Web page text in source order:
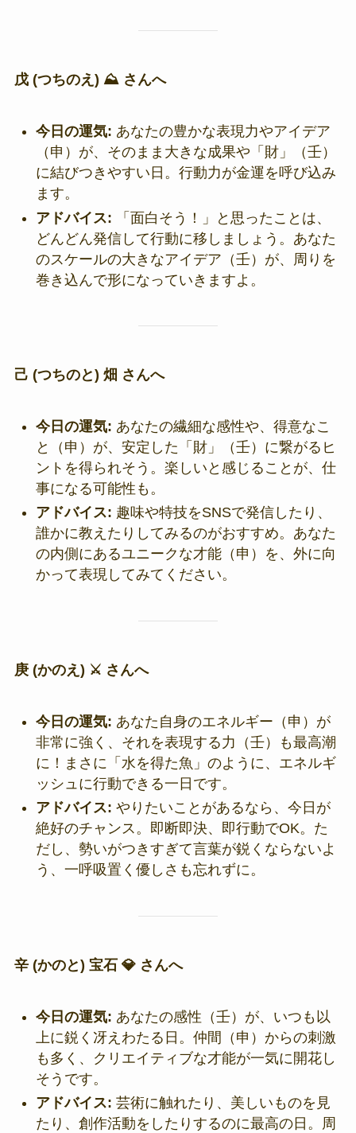
戊 (つちのえ) ⛰️ さんへ
今日の運気: あなたの豊かな表現力やアイデア
（申）が、そのまま大きな成果や「財」（壬）
に結びつきやすい日。行動力が金運を呼び込み
ます。
アドバイス: 「面白そう！」と思ったことは、
どんどん発信して行動に移しましょう。あなた
のスケールの大きなアイデア（壬）が、周りを
巻き込んで形になっていきますよ。
己 (つちのと) 畑 さんへ
今日の運気: あなたの繊細な感性や、得意なこ
と（申）が、安定した「財」（壬）に繋がるヒ
ントを得られそう。楽しいと感じることが、仕
事になる可能性も。
アドバイス: 趣味や特技をSNSで発信したり、
誰かに教えたりしてみるのがおすすめ。あなた
の内側にあるユニークな才能（申）を、外に向
かって表現してみてください。
庚 (かのえ) ⚔️ さんへ
今日の運気: あなた自身のエネルギー（申）が
非常に強く、それを表現する力（壬）も最高潮
に！まさに「水を得た魚」のように、エネルギ
ッシュに行動できる一日です。
アドバイス: やりたいことがあるなら、今日が
絶好のチャンス。即断即決、即行動でOK。た
だし、勢いがつきすぎて言葉が鋭くならないよ
う、一呼吸置く優しさも忘れずに。
辛 (かのと) 宝石 💎 さんへ
今日の運気: あなたの感性（壬）が、いつも以
上に鋭く冴えわたる日。仲間（申）からの刺激
も多く、クリエイティブな才能が一気に開花し
そうです。
アドバイス: 芸術に触れたり、美しいものを見
たり、創作活動をしたりするのに最高の日。周